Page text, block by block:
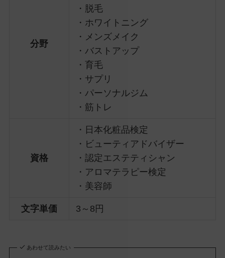
分野
・脱毛
・ホワイトニング
・メンズメイク
・バストアップ
・育毛
・サプリ
・パーソナルジム
・筋トレ
資格
・日本化粧品検定
・ビューティアドバイザー
・認定エステティシャン
・アロマテラピー検定
・美容師
文字単価 3～8円
あわせて読みたい